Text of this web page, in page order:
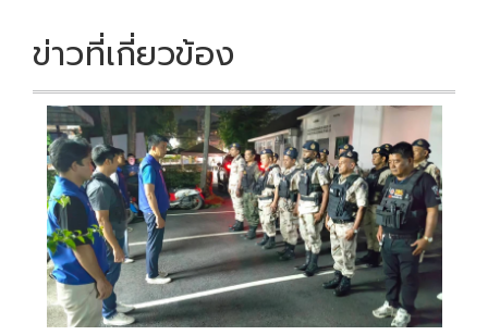
k k
ข่าวที่เกี่ยวข้อง